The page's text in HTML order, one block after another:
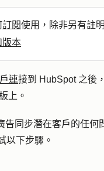
訂閱使用，除非另有註明
版本
連接到 HubSpot 之後
上。
告同步潛在客戶的任
以下步驟。